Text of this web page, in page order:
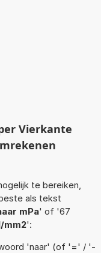
Vierkante
te bereiken,
als tekst
mPa' of '67
mm2':
'naar' (of '=' / '-